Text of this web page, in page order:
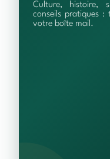
Culture, histoire,
conseils pratiques :
votre boîte mail.